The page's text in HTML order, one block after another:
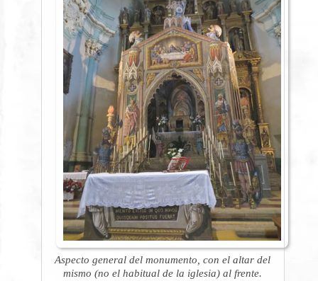
Aspecto general del monumento, con el altar del
mismo (no el habitual de la iglesia) al frente.